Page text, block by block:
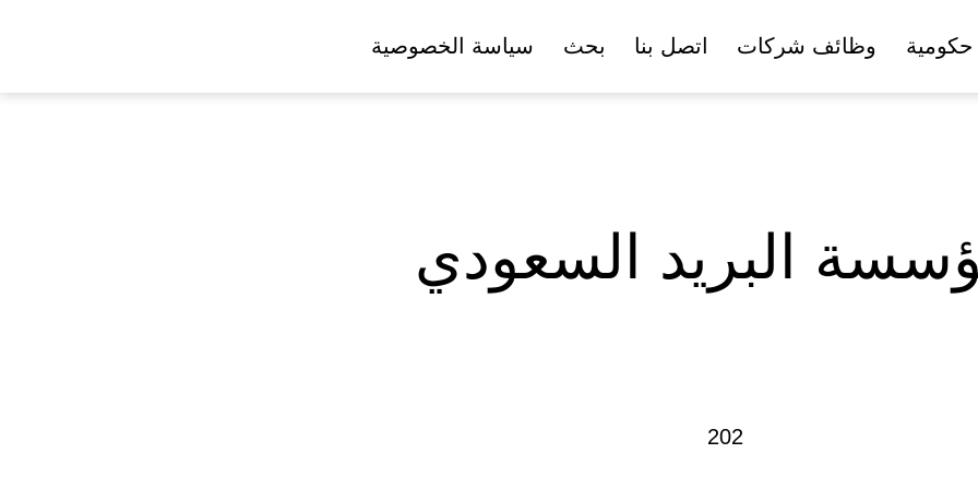
وظائف شركات اتصل بنا بحث سياسة الخصوصية
البريد السعودي